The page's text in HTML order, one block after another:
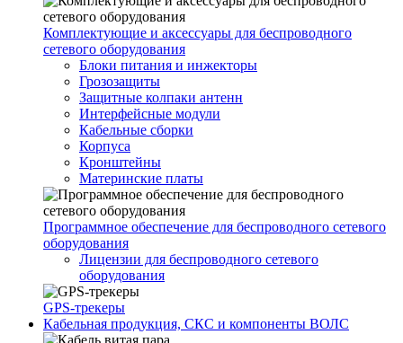
Комплектующие и аксессуары для беспроводного
сетевого оборудования
Блоки питания и инжекторы
Грозозащиты
Защитные колпаки антенн
Интерфейсные модули
Кабельные сборки
Корпуса
Кронштейны
Материнские платы
Программное обеспечение для беспроводного сетевого
оборудования
Лицензии для беспроводного сетевого
оборудования
GPS-трекеры
Кабельная продукция, СКС и компоненты ВОЛС